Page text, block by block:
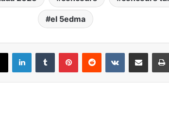
el 5edma
LinkedinTumblr PinterestReddit VKontaktePartager par email